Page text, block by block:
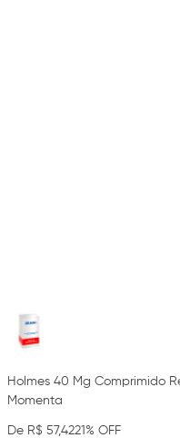
Holmes 40 Mg Comprimido
Momenta
De R$ 57,4221% OFF